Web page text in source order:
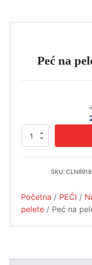
Peć na
Peć
SKU: CLN8918
Početna / PEĆI /
pelete / Peć na